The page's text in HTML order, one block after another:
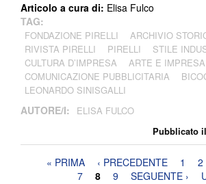
Pubblicato
Articolo a cura di: Elisa Fulco
TAG:
FONDAZIONE PIRELLI
ARCHIVIO
RIVISTA PIRELLI
PIRELLI
STILE
CULTURA D’IMPRESA
ARTE E IMPRESA
COMUNICAZIONE PUBBLICITARIA
LEONARDO SINISGALLI
AUTORE/I: ELISA FULCO
Pagine« PRIMA ‹ PRECEDENTE 1 2
7
8 9 SEGUENTE ›